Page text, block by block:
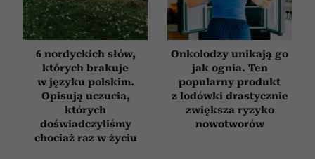
6 nordyckich słów,
których brakuje
w języku polskim.
Opisują uczucia,
których
doświadczyliśmy
chociaż raz w życiu
Onkolodzy unikają go
jak ognia. Ten
popularny produkt
z lodówki drastycznie
zwiększa ryzyko
nowotworów